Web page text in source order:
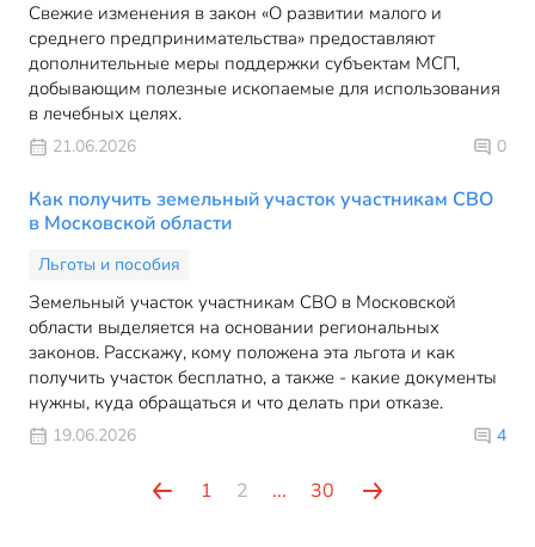
Свежие изменения в закон «О развитии малого и
среднего предпринимательства» предоставляют
дополнительные меры поддержки субъектам МСП,
добывающим полезные ископаемые для использования
в лечебных целях.
21.06.2026 0
Как получить земельный участок участникам СВО
в Московской области
Льготы и пособия
Земельный участок участникам СВО в Московской
области выделяется на основании региональных
законов. Расскажу, кому положена эта льгота и как
получить участок бесплатно, а также - какие документы
нужны, куда обращаться и что делать при отказе.
19.06.2026 4
1 2 ... 30